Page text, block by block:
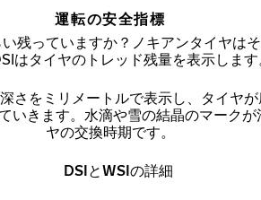
運転の安全指標
残っていますか？ノキアンタイヤは
はタイヤのトレッド残量を表示しま
さをミリメートルで表示し、タイヤ
いきます。水滴や雪の結晶のマーク
ヤの交換時期です。
DSIとWSIの詳細